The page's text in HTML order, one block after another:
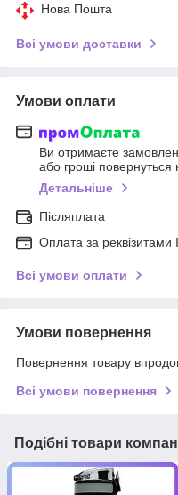
Нова Пошта
Всі умови доставки
Умови оплати
Ви отримаєте
або гроші повернуться
Детальніше
Післяплата
Оплата за реквізитами
Всі умови оплати
Умови повернення
Повернення товару
Всі умови повернення
Подібні товари